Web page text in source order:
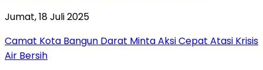
Jumat, 18 Juli 2025
Camat Kota Bangun Darat Minta Aksi Cepat Atasi Krisis
Air Bersih